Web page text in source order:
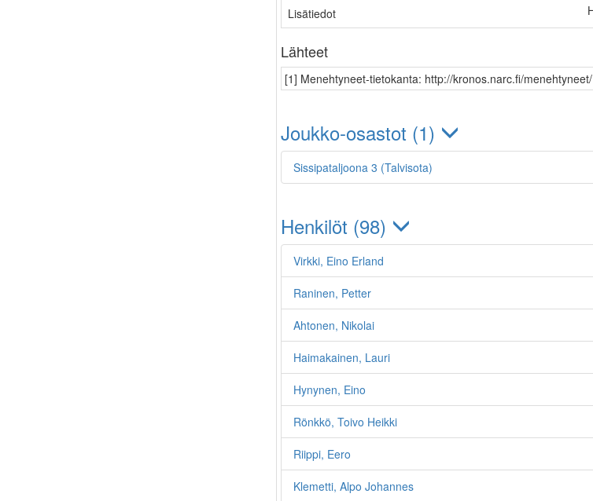
Lisätiedot
Lähteet
[1] Menehtyneet-tietokanta: http://kronos.narc.fi/menehtyneet/
Joukko-osastot (1)
Sissipataljoona 3 (Talvisota)
Henkilöt (98)
Virkki, Eino Erland
Raninen, Petter
Ahtonen, Nikolai
Haimakainen, Lauri
Hynynen, Eino
Rönkkö, Toivo Heikki
Riippi, Eero
Klemetti, Alpo Johannes